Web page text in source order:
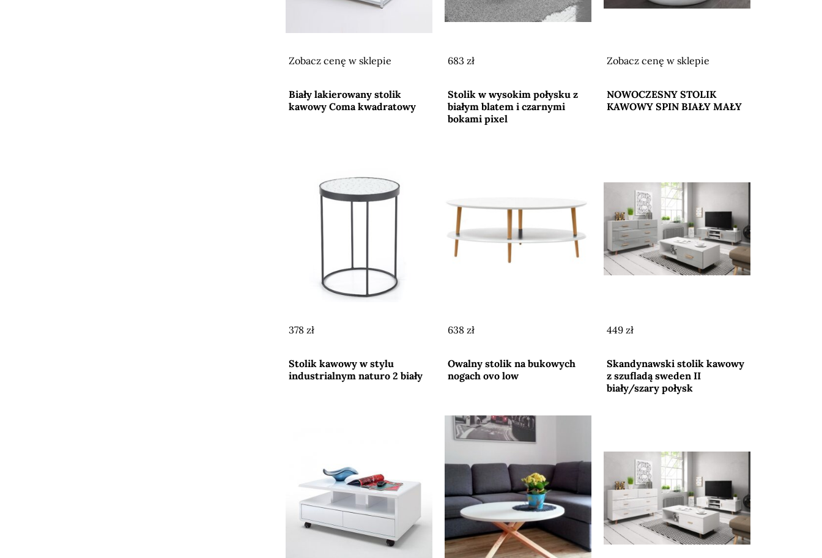
Zobacz cenę w sklepie
Biały lakierowany stolik
kawowy Coma kwadratowy
683 zł
Stolik w wysokim połysku z
białym blatem i czarnymi
bokami pixel
Zobacz cenę w sklepie
NOWOCZESNY STOLIK
KAWOWY SPIN BIAŁY MAŁY
378 zł
Stolik kawowy w stylu
industrialnym naturo 2 biały
638 zł
Owalny stolik na bukowych
nogach ovo low
449 zł
Skandynawski stolik kawowy
z szufladą sweden II
biały/szary połysk